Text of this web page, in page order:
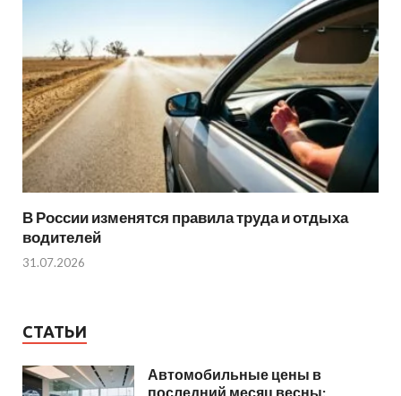
В России изменятся правила труда и отдыха
водителей
31.07.2026
СТАТЬИ
Автомобильные цены в
последний месяц весны: